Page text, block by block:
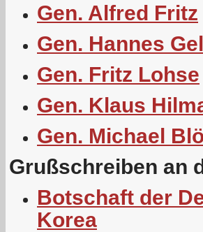
Gen. Alfred Fritz
Gen. Hannes
Gen. Fritz Lohse
Gen. Klaus
Gen. Michael
Grußschreiben an
Botschaft der
Korea